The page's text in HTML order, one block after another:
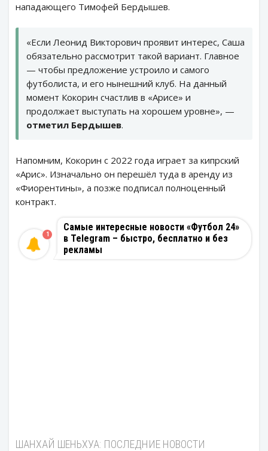
нападающего Тимофей Бердышев.
«Если Леонид Викторович проявит интерес, Саша
обязательно рассмотрит такой вариант. Главное
— чтобы предложение устроило и самого
футболиста, и его нынешний клуб. На данный
момент Кокорин счастлив в «Арисе» и
продолжает выступать на хорошем уровне», —
отметил Бердышев.
Напомним, Кокорин с 2022 года играет за кипрский
«Арис». Изначально он перешёл туда в аренду из
«Фиорентины», а позже подписал полноценный
контракт.
Самые интересные новости «Футбол 24»
в Telegram – быстро, бесплатно и без
рекламы
1
ШАНХАЙ ШЕНЬХУА: ПОСЛЕДНИЕ НОВОСТИ